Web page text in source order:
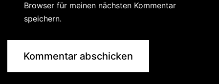
Browser für meinen nächsten Kommentar
speichern.